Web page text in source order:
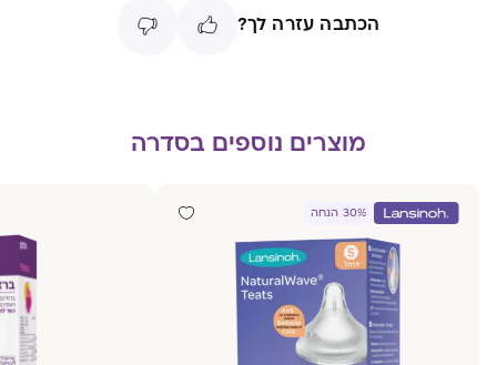
הכתבה עזרה לך?
מוצרים נוספים בסדרה
30% הנחה